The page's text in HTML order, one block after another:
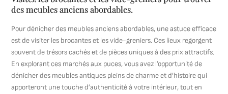
des meubles anciens abordables.
Pour dénicher des meubles anciens abordables, une astuce efficace
est de visiter les brocantes et les vide-greniers. Ces lieux regorgent
souvent de trésors cachés et de pièces uniques à des prix attractifs.
En explorant ces marchés aux puces, vous avez l’opportunité de
dénicher des meubles antiques pleins de charme et d’histoire qui
apporteront une touche d’authenticité à votre intérieur, tout en